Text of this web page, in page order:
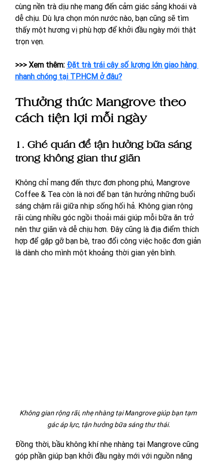
cùng nền trà dịu nhẹ mang đến cảm giác sảng khoái và
dễ chịu. Dù lựa chọn món nước nào, bạn cũng sẽ tìm
thấy một hương vị phù hợp để khởi đầu ngày mới thật
trọn vẹn.
>>> Xem thêm: Đặt trà trái cây số lượng lớn giao hàng
nhanh chóng tại TP.HCM ở đâu?
Thưởng thức Mangrove theo
cách tiện lợi mỗi ngày
1. Ghé quán để tận hưởng bữa sáng
trong không gian thư giãn
Không chỉ mang đến thực đơn phong phú, Mangrove
Coffee & Tea còn là nơi để bạn tận hưởng những buổi
sáng chậm rãi giữa nhịp sống hối hả. Không gian rộng
rãi cùng nhiều góc ngồi thoải mái giúp mỗi bữa ăn trở
nên thư giãn và dễ chịu hơn. Đây cũng là địa điểm thích
hợp để gặp gỡ bạn bè, trao đổi công việc hoặc đơn giản
là dành cho mình một khoảng thời gian yên bình.
Không gian rộng rãi, nhẹ nhàng tại Mangrove giúp bạn tạm
gác áp lực, tận hưởng bữa sáng thư thái.
Đồng thời, bầu không khí nhẹ nhàng tại Mangrove cũng
góp phần giúp bạn khởi đầu ngày mới với nguồn năng